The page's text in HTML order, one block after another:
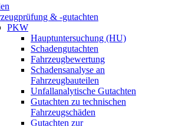
& -gutachten
PKW
Hauptuntersuchung (HU)
Schadengutachten
Fahrzeugbewertung
Schadensanalyse an
Fahrzeugbauteilen
Unfallanalytische Gutachten
Gutachten zu technischen
Fahrzeugschäden
Gutachten zur